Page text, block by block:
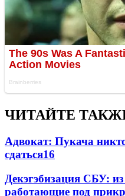
ЧИТАЙТЕ
Адвокат: Пукача
сдаться16
Декэгэбизация СБУ:
работающие под